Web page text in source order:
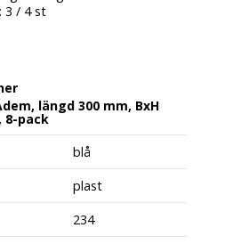
3 / 4 st
längd 300 mm, BxH
8-pack
blå
plast
234